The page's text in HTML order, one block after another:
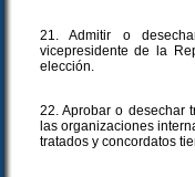
21. Admitir o
vicepresidente de la
elección.
22. Aprobar o desechar
las organizaciones
tratados y concordatos